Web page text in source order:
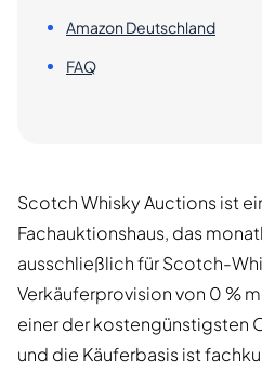
Amazon Deutschland
FAQ
Scotch Whisky Auctions ist
Fachauktionshaus, das
ausschließlich für Scotch-
Verkäuferprovision von 0 %
einer der kostengünstigsten
und die Käuferbasis ist